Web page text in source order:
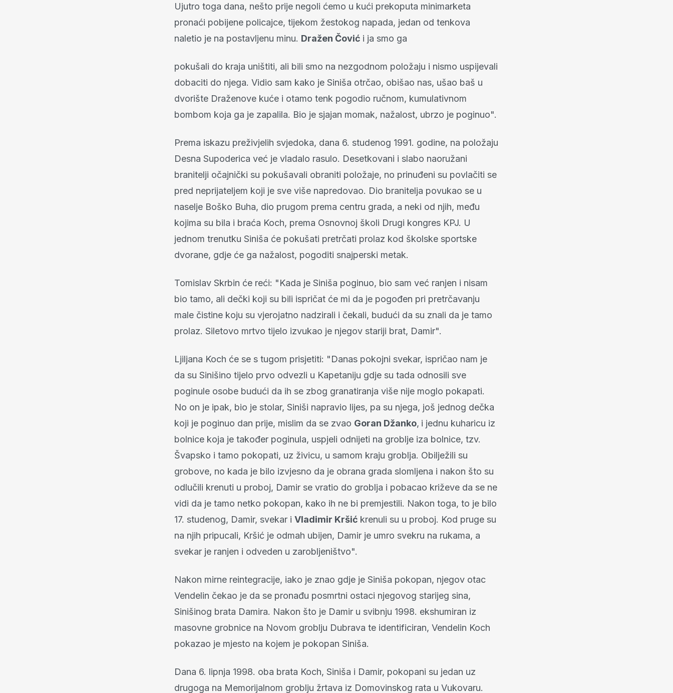
Ujutro toga dana, nešto prije negoli ćemo u kući prekoputa minimarketa
pronaći pobijene policajce, tijekom žestokog napada, jedan od tenkova
naletio je na postavljenu minu. Dražen Čović i ja smo ga
pokušali do kraja uništiti, ali bili smo na nezgodnom položaju i nismo uspijevali
dobaciti do njega. Vidio sam kako je Siniša otrčao, obišao nas, ušao baš u
dvorište Draženove kuće i otamo tenk pogodio ručnom, kumulativnom
bombom koja ga je zapalila. Bio je sjajan momak, nažalost, ubrzo je poginuo".
Prema iskazu preživjelih svjedoka, dana 6. studenog 1991. godine, na položaju
Desna Supoderica već je vladalo rasulo. Desetkovani i slabo naoružani
branitelji očajnički su pokušavali obraniti položaje, no prinuđeni su povlačiti se
pred neprijateljem koji je sve više napredovao. Dio branitelja povukao se u
naselje Boško Buha, dio prugom prema centru grada, a neki od njih, među
kojima su bila i braća Koch, prema Osnovnoj školi Drugi kongres KPJ. U
jednom trenutku Siniša će pokušati pretrčati prolaz kod školske sportske
dvorane, gdje će ga nažalost, pogoditi snajperski metak.
Tomislav Skrbin će reći: "Kada je Siniša poginuo, bio sam već ranjen i nisam
bio tamo, ali dečki koji su bili ispričat će mi da je pogođen pri pretrčavanju
male čistine koju su vjerojatno nadzirali i čekali, budući da su znali da je tamo
prolaz. Siletovo mrtvo tijelo izvukao je njegov stariji brat, Damir".
Ljiljana Koch će se s tugom prisjetiti: "Danas pokojni svekar, ispričao nam je
da su Sinišino tijelo prvo odvezli u Kapetaniju gdje su tada odnosili sve
poginule osobe budući da ih se zbog granatiranja više nije moglo pokapati.
No on je ipak, bio je stolar, Siniši napravio lijes, pa su njega, još jednog dečka
koji je poginuo dan prije, mislim da se zvao Goran Džanko, i jednu kuharicu iz
bolnice koja je također poginula, uspjeli odnijeti na groblje iza bolnice, tzv.
Švapsko i tamo pokopati, uz živicu, u samom kraju groblja. Obilježili su
grobove, no kada je bilo izvjesno da je obrana grada slomljena i nakon što su
odlučili krenuti u proboj, Damir se vratio do groblja i pobacao križeve da se ne
vidi da je tamo netko pokopan, kako ih ne bi premjestili. Nakon toga, to je bilo
17. studenog, Damir, svekar i Vladimir Kršić krenuli su u proboj. Kod pruge su
na njih pripucali, Kršić je odmah ubijen, Damir je umro svekru na rukama, a
svekar je ranjen i odveden u zarobljeništvo".
Nakon mirne reintegracije, iako je znao gdje je Siniša pokopan, njegov otac
Vendelin čekao je da se pronađu posmrtni ostaci njegovog starijeg sina,
Sinišinog brata Damira. Nakon što je Damir u svibnju 1998. ekshumiran iz
masovne grobnice na Novom groblju Dubrava te identificiran, Vendelin Koch
pokazao je mjesto na kojem je pokopan Siniša.
Dana 6. lipnja 1998. oba brata Koch, Siniša i Damir, pokopani su jedan uz
drugoga na Memorijalnom groblju žrtava iz Domovinskog rata u Vukovaru.